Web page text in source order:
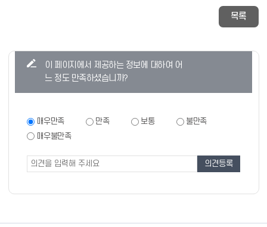
목록
이 페이지에서 제공하는 정보에 대하여 어
느 정도 만족하셨습니까?
만
족
조
사
매우만족 만족 보통
불만족
매우불만족